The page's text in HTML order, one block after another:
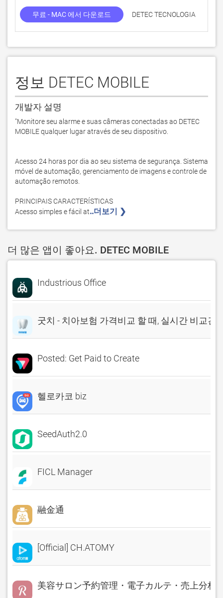
무료 - MAC 에서 다운로드 DETEC TECNOLOGIA
정보 DETEC MOBILE
개발자 설명
"Monitore seu alarme e suas câmeras conectadas ao DETEC
MOBILE qualquer lugar através de seu dispositivo.
Acesso 24 horas por dia ao seu sistema de segurança. Sistema
móvel de automação, gerenciamento de imagens e controle de
automação remotos.
PRINCIPAIS CARACTERÍSTICAS
Acesso simples e fácil at..더보기 ❯
더 많은 앱이 좋아요. DETEC MOBILE
Industrious Office
굿치 - 치아보험 가격비교 할 때, 실시간 비교견
Posted: Get Paid to Create
헬로카코 biz
SeedAuth2.0
FICL Manager
融金通
[Official] CH.ATOMY
美容サロン予約管理・電子カルテ・売上分析